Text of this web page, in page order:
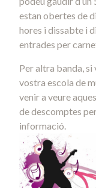
estan obertes de
hores i dissabte i
entrades per
Per altra banda, si
vostra escola de
venir a veure
de descomptes
informació.